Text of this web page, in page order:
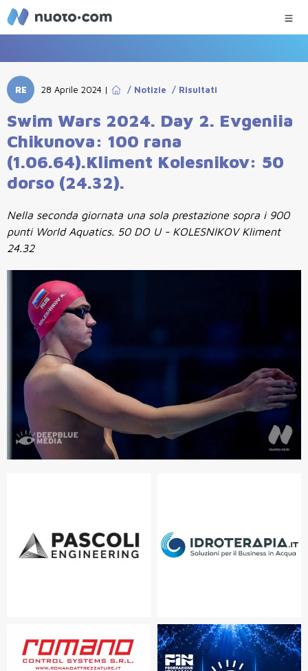
RE 28 Aprile 2024 | / Notizie / Risultati
Swim Wars 2024. Day 2. Evgeniia
Chikunova: 100 rana
(1.06.64).Kliment Kolesnikov: 50
dorso (24.32).
Nella seconda giornata una sola prestazione sopra i 900
punti World Aquatics. 50 DO U - KOLESNIKOV Kliment
24.32